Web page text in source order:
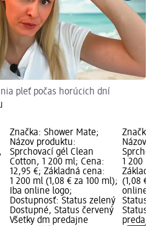
pleť počas horúcich dní
Značka: Shower Mate;
Názov produktu:
Sprchovací gél Clean
Cotton, 1 200 ml; Cena:
12,95 €; Základná cena:
1 200 ml (1,08 € za 100 ml);
Iba online logo;
Dostupnosť: Status zelený
Dostupné, Status červený
Všetky dm predajne
Značka:
Názov
1 200
(1,08 €
online
Status
Status
predajne